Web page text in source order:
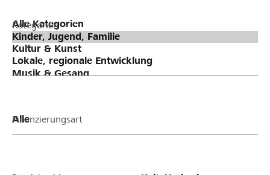
Kategorien
Finanzierungsart